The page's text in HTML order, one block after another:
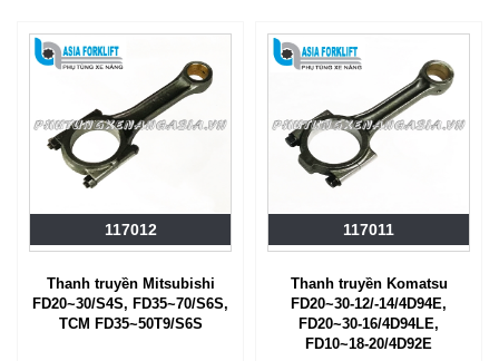
117012
Thanh truyền Mitsubishi
FD20~30/S4S, FD35~70/S6S,
TCM FD35~50T9/S6S
117011
Thanh truyền Komatsu
FD20~30-12/-14/4D94E,
FD20~30-16/4D94LE,
FD10~18-20/4D92E